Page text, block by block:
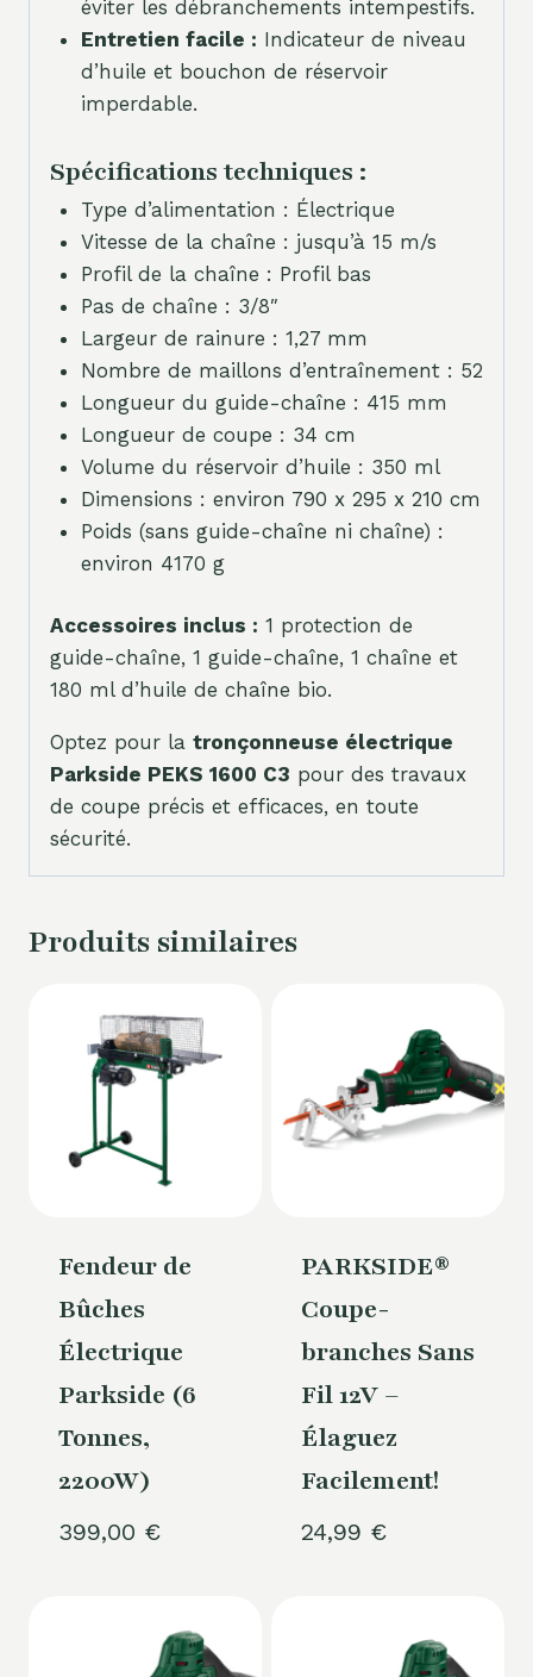
éviter les débranchements intempestifs.
Entretien facile : Indicateur de niveau
d’huile et bouchon de réservoir
imperdable.
Spécifications techniques :
Type d’alimentation : Électrique
Vitesse de la chaîne : jusqu’à 15 m/s
Profil de la chaîne : Profil bas
Pas de chaîne : 3/8″
Largeur de rainure : 1,27 mm
Nombre de maillons d’entraînement : 52
Longueur du guide-chaîne : 415 mm
Longueur de coupe : 34 cm
Volume du réservoir d’huile : 350 ml
Dimensions : environ 790 x 295 x 210 cm
Poids (sans guide-chaîne ni chaîne) :
environ 4170 g
Accessoires inclus : 1 protection de
guide-chaîne, 1 guide-chaîne, 1 chaîne et
180 ml d’huile de chaîne bio.
Optez pour la tronçonneuse électrique
Parkside PEKS 1600 C3 pour des travaux
de coupe précis et efficaces, en toute
sécurité.
Produits similaires
Fendeur de
Bûches
Électrique
Parkside (6
Tonnes,
2200W)
399,00 €
PARKSIDE®
Coupe-
branches Sans
Fil 12V –
Élaguez
Facilement!
24,99 €